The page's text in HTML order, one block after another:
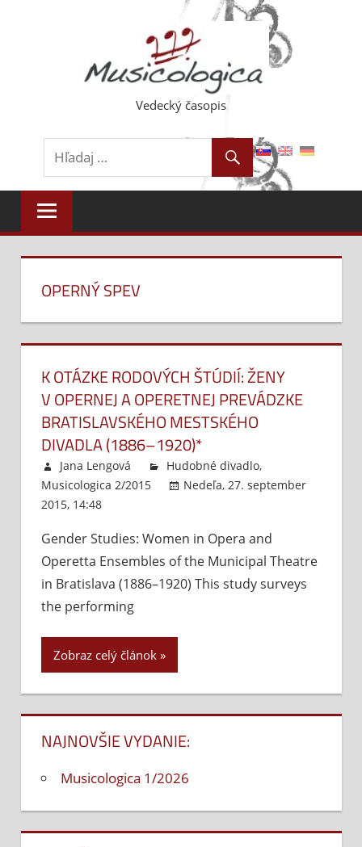
Vedecký časopis
OPERNÝ SPEV
K OTÁZKE RODOVÝCH ŠTÚDIÍ: ŽENY
V OPERNEJ A OPERETNEJ PREVÁDZKE
BRATISLAVSKÉHO MESTSKÉHO
DIVADLA (1886–1920)*
Jana Lengová Hudobné divadlo,
Musicologica 2/2015
Nedeľa, 27. september
2015, 14:48
rodových
štúdií:
Ženy
Mestského
divadla
Gender Studies: Women in Opera and
Operetta Ensembles of the Municipal Theatre
in Bratislava (1886–1920) This study surveys
the performing
Zobraz celý článok
NAJNOVŠIE VYDANIE:
Musicologica 1/2026